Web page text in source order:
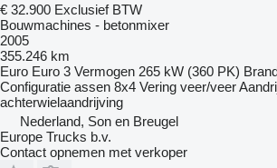
€ 32.900 Exclusief BTW
Bouwmachines - betonmixer
2005
355.246 km
Euro Euro 3 Vermogen 265 kW (360 PK)
Configuratie assen 8x4 Vering veer/veer
achterwielaandrijving
Nederland, Son en Breugel
Europe Trucks b.v.
Contact opnemen met verkoper